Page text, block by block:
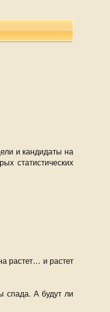
и кандидаты на
статистических
растет… и растет
спада. А будут ли